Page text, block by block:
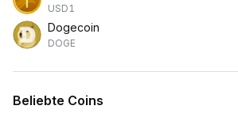
USD1
Dogecoin
DOGE
Beliebte Coins